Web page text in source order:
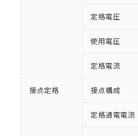
定格電圧
使用電圧
定格電流
接点定格 接点構成
定格通電電流